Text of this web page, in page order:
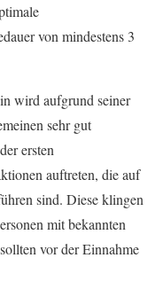
von mindestens 3
wird aufgrund seiner
sehr gut
ersten
auftreten, die auf
sind. Diese klingen
mit bekannten
vor der Einnahme